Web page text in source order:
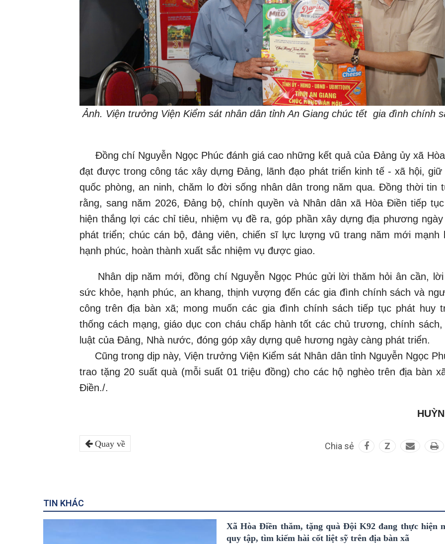
Ảnh. Viện trưởng Viện Kiểm sát nhân dân tỉnh An Giang chúc tết gia đình chính
Đồng chí Nguyễn Ngọc Phúc đánh giá cao những kết quả của Đảng ủy xã
đạt được trong công tác xây dựng Đảng, lãnh đạo phát triển kinh tế - xã hội, giữ
quốc phòng, an ninh, chăm lo đời sống nhân dân trong năm qua. Đồng thời tin
rằng, sang năm 2026, Đảng bộ, chính quyền và Nhân dân xã Hòa Điền tiếp
hiện thắng lợi các chỉ tiêu, nhiệm vụ đề ra, góp phần xây dựng địa phương ngày
phát triển; chúc cán bộ, đảng viên, chiến sĩ lực lượng vũ trang năm mới mạnh
hạnh phúc, hoàn thành xuất sắc nhiệm vụ được giao.
Nhân dịp năm mới, đồng chí Nguyễn Ngọc Phúc gửi lời thăm hỏi ân cần, lời
sức khỏe, hạnh phúc, an khang, thịnh vượng đến các gia đình chính sách và
công trên địa bàn xã; mong muốn các gia đình chính sách tiếp tục phát huy
thống cách mạng, giáo dục con cháu chấp hành tốt các chủ trương, chính sách,
luật của Đảng, Nhà nước, đóng góp xây dựng quê hương ngày càng phát triển.
Cũng trong dịp này, Viện trưởng Viện Kiểm sát Nhân dân tỉnh Nguyễn Ngọc
trao tặng 20 suất quà (mỗi suất 01 triệu đồng) cho các hộ nghèo trên địa bàn
Điền./.
Quay về Chia sẻ Z
TIN KHÁC
Xã Hòa Điền thăm, tặng quà Đội K92 đang thực hiện
quy tập, tìm kiếm hài cốt liệt sỹ trên địa bàn xã